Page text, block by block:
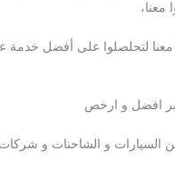
معنا،
معنا لتحلصلوا على أفضل
افضل و ارخص
السیارات و الشاحنات و